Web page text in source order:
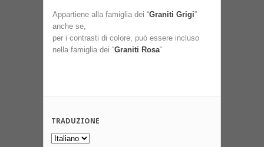
Appartiene alla famiglia dei “Graniti Grigi”
anche se,
per i contrasti di colore, può essere incluso
nella famiglia dei “Graniti Rosa“
TRADUZIONE